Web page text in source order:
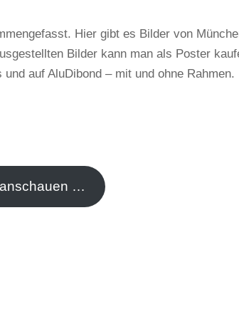
Hier gibt es Bilder von
Bilder kann man als Poster
auf AluDibond – mit und ohne Rahmen.
anschauen …